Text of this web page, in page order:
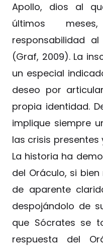
Apollo, dios al
últimos
responsabilidad
(Graf, 2009). La
un especial
deseo por
propia identidad.
implique siempre
las crisis
La historia ha
del Oráculo, si
de aparente
despojándolo de
que Sócrates se
respuesta del